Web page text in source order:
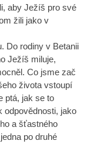
aby Ježíš pro své
žili jako v
Do rodiny v Betanii
Ježíš miluje,
Co jsme zač
života vstoupí
ptá, jak se to
odpovědnosti, jako
a šťastného
po druhé